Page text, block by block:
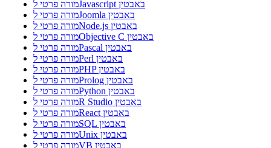
מורה פרטי לJavascript באבטין
מורה פרטי לJoomla באבטין
מורה פרטי לNode.js באבטין
מורה פרטי לObjective C באבטין
מורה פרטי לPascal באבטין
מורה פרטי לPerl באבטין
מורה פרטי לPHP באבטין
מורה פרטי לProlog באבטין
מורה פרטי לPython באבטין
מורה פרטי לR Studio באבטין
מורה פרטי לReact באבטין
מורה פרטי לSQL באבטין
מורה פרטי לUnix באבטין
מורה פרטי לVB באבטין